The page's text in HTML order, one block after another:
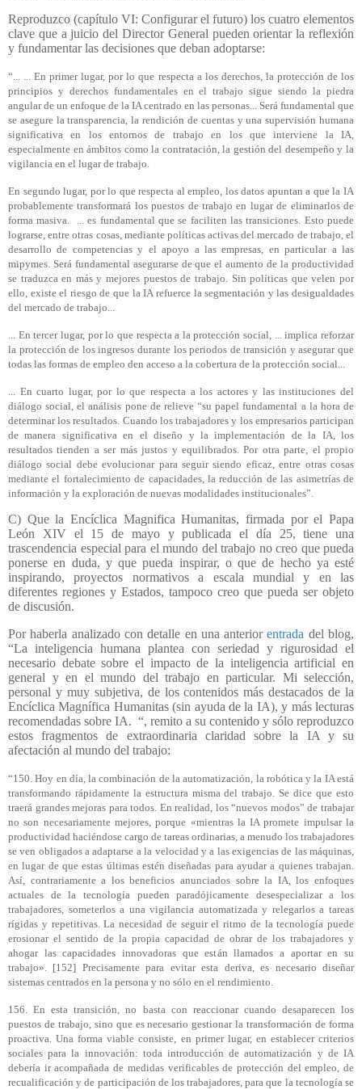
Reproduzco (capítulo VI: Configurar el futuro) los cuatro elementos
clave que a juicio del Director General pueden orientar la reflexión
y fundamentar las decisiones que deban adoptarse:
“... ... En primer lugar, por lo que respecta a los derechos, la protección de los
principios y derechos fundamentales en el trabajo sigue siendo la piedra
angular de un enfoque de la IA centrado en las personas... Será fundamental que
se asegure la transparencia, la rendición de cuentas y una supervisión humana
significativa en los entornos de trabajo en los que interviene la IA,
especialmente en ámbitos como la contratación, la gestión del desempeño y la
vigilancia en el lugar de trabajo.
En segundo lugar, por lo que respecta al empleo, los datos apuntan a que la IA
probablemente transformará los puestos de trabajo en lugar de eliminarlos de
forma masiva. ... es fundamental que se faciliten las transiciones. Esto puede
lograrse, entre otras cosas, mediante políticas activas del mercado de trabajo, el
desarrollo de competencias y el apoyo a las empresas, en particular a las
mipymes. Será fundamental asegurarse de que el aumento de la productividad
se traduzca en más y mejores puestos de trabajo. Sin políticas que velen por
ello, existe el riesgo de que la IA refuerce la segmentación y las desigualdades
del mercado de trabajo...
... En tercer lugar, por lo que respecta a la protección social, ... implica reforzar
la protección de los ingresos durante los periodos de transición y asegurar que
todas las formas de empleo den acceso a la cobertura de la protección social...
... En cuarto lugar, por lo que respecta a los actores y las instituciones del
diálogo social, el análisis pone de relieve “su papel fundamental a la hora de
determinar los resultados. Cuando los trabajadores y los empresarios participan
de manera significativa en el diseño y la implementación de la IA, los
resultados tienden a ser más justos y equilibrados. Por otra parte, el propio
diálogo social debe evolucionar para seguir siendo eficaz, entre otras cosas
mediante el fortalecimiento de capacidades, la reducción de las asimetrías de
información y la exploración de nuevas modalidades institucionales”.
C) Que la Encíclica Magnifica Humanitas, firmada por el Papa
León XIV el 15 de mayo y publicada el día 25, tiene una
trascendencia especial para el mundo del trabajo no creo que pueda
ponerse en duda, y que pueda inspirar, o que de hecho ya esté
inspirando, proyectos normativos a escala mundial y en las
diferentes regiones y Estados, tampoco creo que pueda ser objeto
de discusión.
Por haberla analizado con detalle en una anteriorentrada del blog,
“La inteligencia humana plantea con seriedad y rigurosidad el
necesario debate sobre el impacto de la inteligencia artificial en
general y en el mundo del trabajo en particular. Mi selección,
personal y muy subjetiva, de los contenidos más destacados de la
Encíclica Magnífica Humanitas (sin ayuda de la IA), y más lecturas
recomendadas sobre IA. “, remito a su contenido y sólo reproduzco
estos fragmentos de extraordinaria claridad sobre la IA y su
afectación al mundo del trabajo:
“150. Hoy en día, la combinación de la automatización, la robótica y la IA está
transformando rápidamente la estructura misma del trabajo. Se dice que esto
traerá grandes mejoras para todos. En realidad, los “nuevos modos” de trabajar
no son necesariamente mejores, porque «mientras la IA promete impulsar la
productividad haciéndose cargo de tareas ordinarias, a menudo los trabajadores
se ven obligados a adaptarse a la velocidad y a las exigencias de las máquinas,
en lugar de que estas últimas estén diseñadas para ayudar a quienes trabajan.
Así, contrariamente a los beneficios anunciados sobre la IA, los enfoques
actuales de la tecnología pueden paradójicamente desespecializar a los
trabajadores, someterlos a una vigilancia automatizada y relegarlos a tareas
rígidas y repetitivas. La necesidad de seguir el ritmo de la tecnología puede
erosionar el sentido de la propia capacidad de obrar de los trabajadores y
ahogar las capacidades innovadoras que están llamados a aportar en su
trabajo». [152] Precisamente para evitar esta deriva, es necesario diseñar
sistemas centrados en la persona y no sólo en el rendimiento.
156. En esta transición, no basta con reaccionar cuando desaparecen los
puestos de trabajo, sino que es necesario gestionar la transformación de forma
proactiva. Una forma viable consiste, en primer lugar, en establecer criterios
sociales para la innovación: toda introducción de automatización y de IA
debería ir acompañada de medidas verificables de protección del empleo, de
recualificación y de participación de los trabajadores, para que la tecnología se